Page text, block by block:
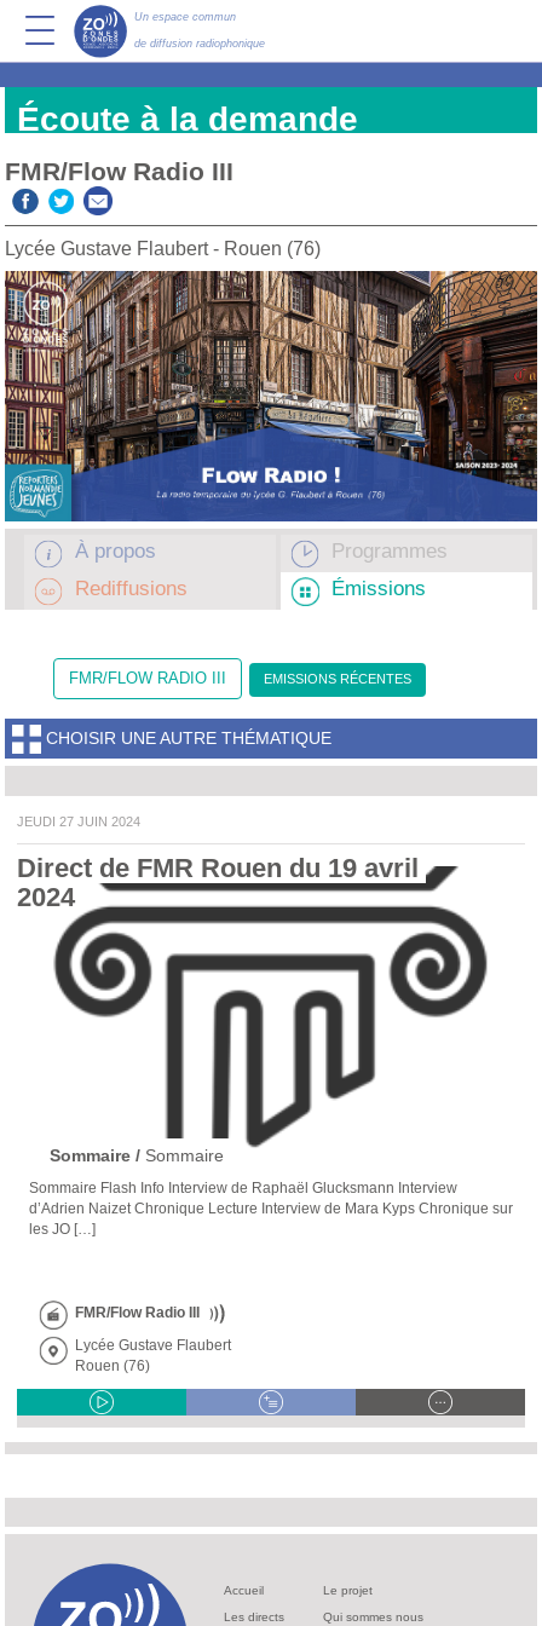
Un espace commun
de diffusion radiophonique
Écoute à la demande
FMR/Flow Radio III
Lycée Gustave Flaubert - Rouen (76)
À propos
Programmes
Rediffusions
Émissions
FMR/FLOW RADIO III EMISSIONS RÉCENTES
CHOISIR UNE AUTRE THÉMATIQUE
JEUDI 27 JUIN 2024
Direct de FMR Rouen du 19 avril
2024
Sommaire / Sommaire
Sommaire Flash Info Interview de Raphaël Glucksmann Interview
d’Adrien Naizet Chronique Lecture Interview de Mara Kyps Chronique sur
les JO […]
FMR/Flow Radio III
Lycée Gustave Flaubert
Rouen (76)
Accueil
Les directs
Le projet
Qui sommes nous